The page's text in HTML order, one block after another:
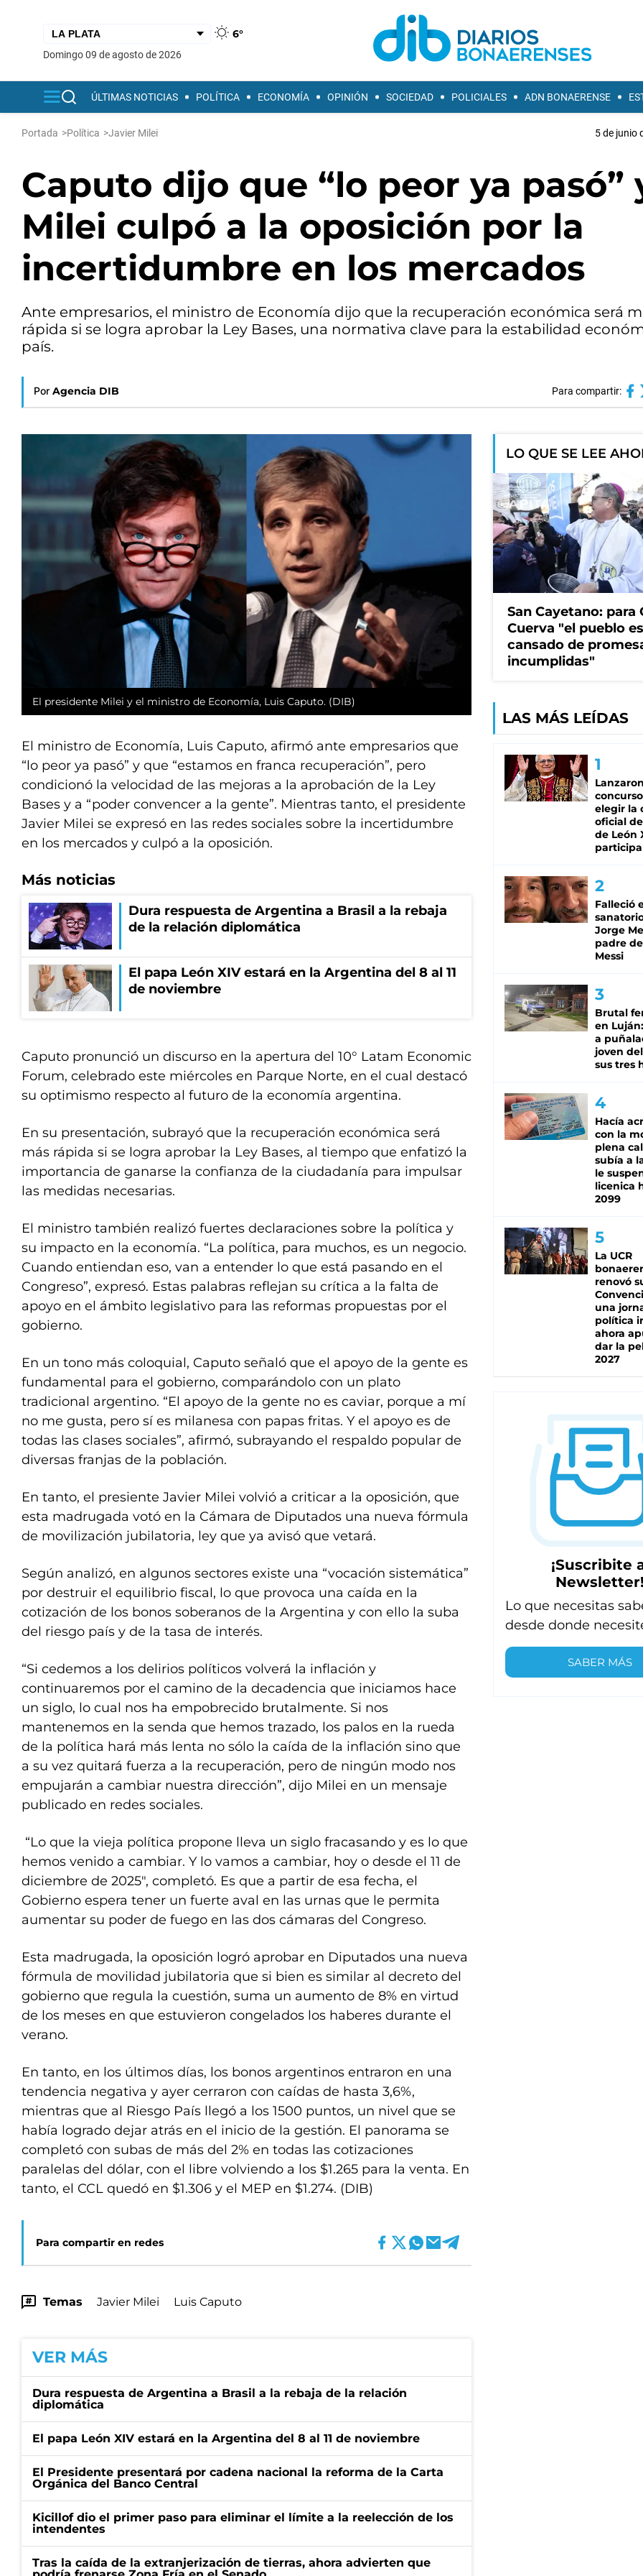
6°
domingo 09 de agosto de 2026
ÚLTIMAS NOTICIAS POLÍTICA ECONOMÍA OPINIÓN SOCIEDAD POLICIALES ADN BONAERENSE
Portada >Política >Javier Milei 5 de junio
Caputo dijo que “lo peor ya pasó”
Milei culpó a la oposición por la
incertidumbre en los mercados
Ante empresarios, el ministro de Economía dijo que la recuperación económica será
rápida si se logra aprobar la Ley Bases, una normativa clave para la estabilidad
país.
Por Agencia DIB Para compartir:
El presidente Milei y el ministro de Economía, Luis Caputo. (DIB)
El ministro de Economía, Luis Caputo, afirmó ante empresarios que
“lo peor ya pasó” y que “estamos en franca recuperación”, pero
condicionó la velocidad de las mejoras a la aprobación de la Ley
Bases y a “poder convencer a la gente”. Mientras tanto, el presidente
Javier Milei se expresó en las redes sociales sobre la incertidumbre
en los mercados y culpó a la oposición.
Más noticias
Dura respuesta de Argentina a Brasil a la rebaja
de la relación diplomática
El papa León XIV estará en la Argentina del 8 al 11
de noviembre
Caputo pronunció un discurso en la apertura del 10° Latam Economic
Forum, celebrado este miércoles en Parque Norte, en el cual destacó
su optimismo respecto al futuro de la economía argentina.
En su presentación, subrayó que la recuperación económica será
más rápida si se logra aprobar la Ley Bases, al tiempo que enfatizó la
importancia de ganarse la confianza de la ciudadanía para impulsar
las medidas necesarias.
El ministro también realizó fuertes declaraciones sobre la política y
su impacto en la economía. “La política, para muchos, es un negocio.
Cuando entiendan eso, van a entender lo que está pasando en el
Congreso”, expresó. Estas palabras reflejan su crítica a la falta de
apoyo en el ámbito legislativo para las reformas propuestas por el
gobierno.
En un tono más coloquial, Caputo señaló que el apoyo de la gente es
fundamental para el gobierno, comparándolo con un plato
tradicional argentino. “El apoyo de la gente no es caviar, porque a mí
no me gusta, pero sí es milanesa con papas fritas. Y el apoyo es de
todas las clases sociales”, afirmó, subrayando el respaldo popular de
diversas franjas de la población.
En tanto, el presiente Javier Milei volvió a criticar a la oposición, que
esta madrugada votó en la Cámara de Diputados una nueva fórmula
de movilización jubilatoria, ley que ya avisó que vetará.
Según analizó, en algunos sectores existe una “vocación sistemática”
por destruir el equilibrio fiscal, lo que provoca una caída en la
cotización de los bonos soberanos de la Argentina y con ello la suba
del riesgo país y de la tasa de interés.
“Si cedemos a los delirios políticos volverá la inflación y
continuaremos por el camino de la decadencia que iniciamos hace
un siglo, lo cual nos ha empobrecido brutalmente. Si nos
mantenemos en la senda que hemos trazado, los palos en la rueda
de la política hará más lenta no sólo la caída de la inflación sino que
a su vez quitará fuerza a la recuperación, pero de ningún modo nos
empujarán a cambiar nuestra dirección”, dijo Milei en un mensaje
publicado en redes sociales.
“Lo que la vieja política propone lleva un siglo fracasando y es lo que
hemos venido a cambiar. Y lo vamos a cambiar, hoy o desde el 11 de
diciembre de 2025″, completó. Es que a partir de esa fecha, el
Gobierno espera tener un fuerte aval en las urnas que le permita
aumentar su poder de fuego en las dos cámaras del Congreso.
Esta madrugada, la oposición logró aprobar en Diputados una nueva
fórmula de movilidad jubilatoria que si bien es similar al decreto del
gobierno que regula la cuestión, suma un aumento de 8% en virtud
de los meses en que estuvieron congelados los haberes durante el
verano.
En tanto, en los últimos días, los bonos argentinos entraron en una
tendencia negativa y ayer cerraron con caídas de hasta 3,6%,
mientras que al Riesgo País llegó a los 1500 puntos, un nivel que se
había logrado dejar atrás en el inicio de la gestión. El panorama se
completó con subas de más del 2% en todas las cotizaciones
paralelas del dólar, con el libre volviendo a los $1.265 para la venta. En
tanto, el CCL quedó en $1.306 y el MEP en $1.274. (DIB)
Para compartir en redes
Temas Javier Milei Luis Caputo
VER MÁS
Dura respuesta de Argentina a Brasil a la rebaja de la relación
diplomática
El papa León XIV estará en la Argentina del 8 al 11 de noviembre
El Presidente presentará por cadena nacional la reforma de la Carta
Orgánica del Banco Central
Kicillof dio el primer paso para eliminar el límite a la reelección de los
intendentes
Tras la caída de la extranjerización de tierras, ahora advierten que
LO QUE SE LEE
San Cayetano: para
Cuerva "el pueblo
cansado de
incumplidas"
LAS MÁS LEÍDAS
elegir la
oficial
de León
Falleció
Jorge
padre
Messi
Brutal
en
a
joven
sus tres
Hacía
con la
plena
subía a
le
licenica
2099
La UCR
renovó
una
política
ahora
dar la
2027
¡Suscribite
Lo que necesitas
desde donde
SABER MÁS